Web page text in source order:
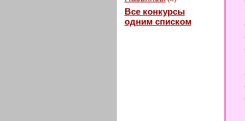
Все конкурсы
одним списком